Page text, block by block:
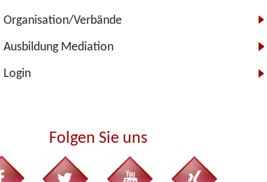
Organisation/Verbände
Ausbildung Mediation
Login
Folgen Sie uns